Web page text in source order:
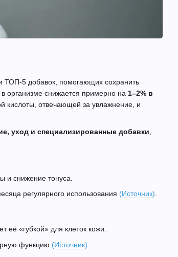
ТОП-5 добавок, помогающих сохранить
организме снижается примерно на 1–2% в
кислоты, отвечающей за увлажнение, и
уход и специализированные добавки
и снижение тонуса.
регулярного использования (Источник)
её «губкой» для клеток кожи.
функцию (Источник)